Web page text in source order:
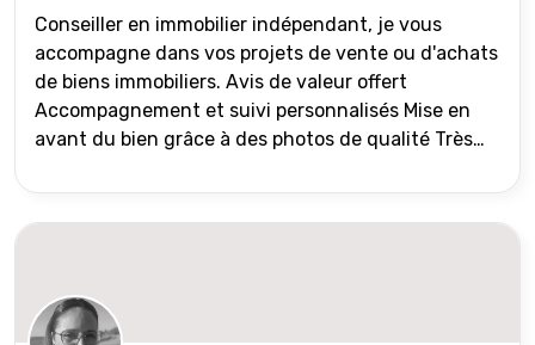
Conseiller en immobilier indépendant, je vous
accompagne dans vos projets de vente ou d'achats
de biens immobiliers. Avis de valeur offert
Accompagnement et suivi personnalisés Mise en
avant du bien grâce à des photos de qualité Très
international) Validation du financement des
acquéreurs auprès de partenaires financiers
réseau Iad France et Iad Deutschland Inter agence